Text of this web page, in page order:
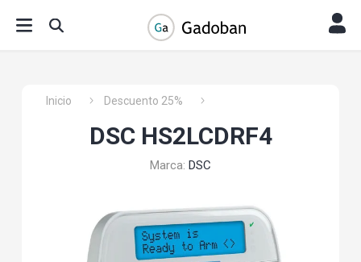
Inicio Descuento 25%
DSC HS2LCDRF4
Marca: DSC